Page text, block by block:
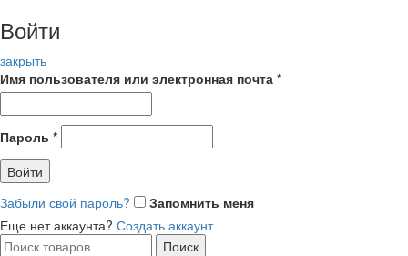
Войти
закрыть
Имя пользователя или электронная почта *
Пароль *
Войти
Забыли свой пароль?
Запомнить меня
Еще нет аккаунта? Создать аккаунт
Искать:
Поиск